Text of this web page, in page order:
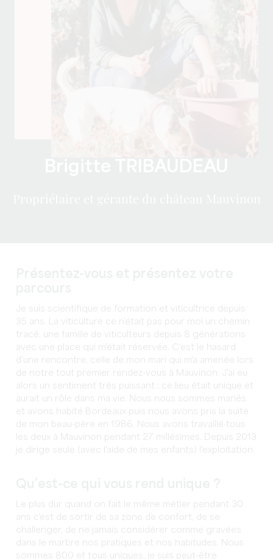
Je suis scientifique de formation et viticultrice depuis
35 ans. La viticulture ce n'était pas pour moi un chemin
tracé, une famille de viticulteurs depuis 8 générations
avec une place qui m'était réservée. C'est le hasard
d'une rencontre, celle de mon mari qui m'a amenée lors
de notre tout premier rendez-vous à Mauvinon. J'ai eu
alors un sentiment très puissant : ce lieu était unique et
aurait un rôle dans ma vie. Nous nous sommes mariés
et avons habité Bordeaux puis nous avons pris la suite
de mon beau-père en 1986. Nous avons travaillé tous
les deux à Mauvinon pendant 27 millésimes. Depuis 2013
je dirige seule (avec l'aide de mes enfants) l'exploitation.
Le plus dur quand on fait le même métier pendant 30
ans c'est de sortir de sa zone de confort, de se
challenger, de ne jamais considérer comme gravées
dans le marbre nos pratiques et nos habitudes. Nous
sommes 800 et tous uniques, je suis peut-être